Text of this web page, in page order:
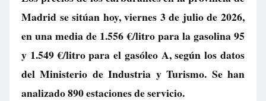
Madrid se sitúan hoy, viernes 3 de julio de 2026,
en una media de 1.556 €/litropara la gasolina 95
y 1.549 €/litropara el gasóleo A, según los datos
del Ministerio de Industria y Turismo. Se han
analizado 890 estaciones de servicio.